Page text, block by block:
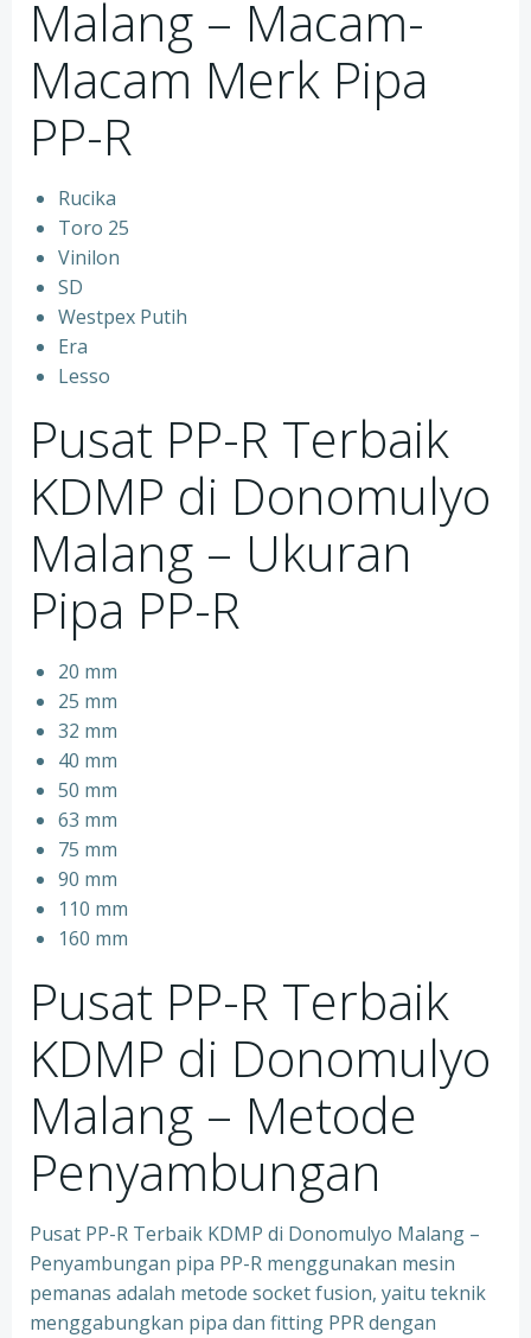
Malang – Macam-
Macam Merk Pipa
PP-R
Rucika
Toro 25
Vinilon
SD
Westpex Putih
Era
Lesso
Pusat PP-R Terbaik
KDMP di Donomulyo
Malang – Ukuran
Pipa PP-R
20 mm
25 mm
32 mm
40 mm
50 mm
63 mm
75 mm
90 mm
110 mm
160 mm
Pusat PP-R Terbaik
KDMP di Donomulyo
Malang – Metode
Penyambungan
Pusat PP-R Terbaik KDMP di Donomulyo Malang –
Penyambungan pipa PP-R menggunakan mesin
pemanas adalah metode socket fusion, yaitu teknik
menggabungkan pipa dan fitting PPR dengan